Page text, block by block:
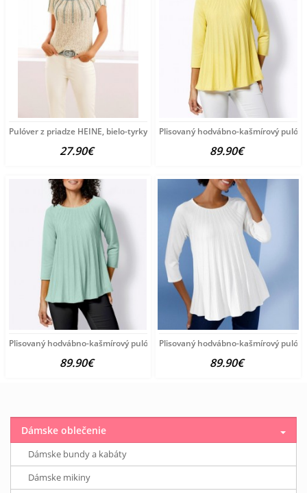
Pulóver z priadze HEINE, bielo-tyrkysový
27.90€
Plisovaný hodvábno-kašmírový
89.90€
Plisovaný hodvábno-kašmírový pulóver vzhľadom Création
89.90€
Plisovaný hodvábno-kašmírový
89.90€
Dámske oblečenie
Dámske bundy a kabáty
Dámske mikiny